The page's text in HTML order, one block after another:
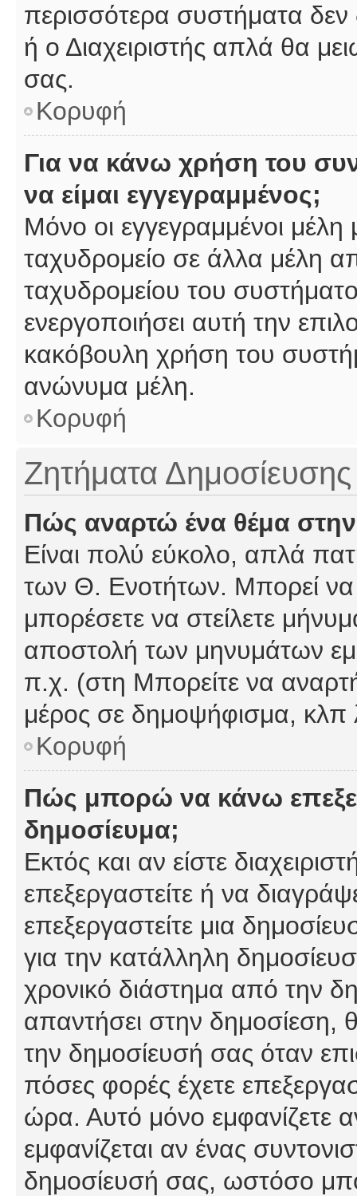
περισσότερα συστήματα δεν
ή ο Διαχειριστής απλά θα
σας.
Κορυφή
Για να κάνω χρήση του
να είμαι εγγεγραμμένος;
Μόνο οι εγγεγραμμένοι
ταχυδρομείο σε άλλα μέλη
ταχυδρομείου του
ενεργοποιήσει αυτή την
κακόβουλη χρήση του
ανώνυμα μέλη.
Κορυφή
Ζητήματα Δημοσίευσης
Πώς αναρτώ ένα θέμα
Είναι πολύ εύκολο, απλά
των Θ. Ενοτήτων. Μπορεί να
μπορέσετε να στείλετε
αποστολή των μηνυμάτων
π.χ. (στη Μπορείτε να
μέρος σε δημοψήφισμα, κλπ
Κορυφή
Πώς μπορώ να κάνω
δημοσίευμα;
Εκτός και αν είστε
επεξεργαστείτε ή να
επεξεργαστείτε μια
για την κατάλληλη
χρονικό διάστημα από την
απαντήσει στην δημοσίεση,
την δημοσίευσή σας όταν
πόσες φορές έχετε
ώρα. Αυτό μόνο εμφανίζετε
εμφανίζεται αν ένας
δημοσίευσή σας, ωστόσο